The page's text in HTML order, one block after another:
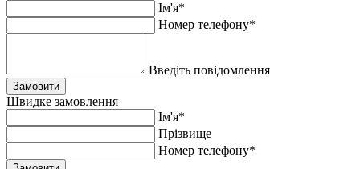
Ім'я*
Номер телефону*
Введіть повідомлення
Замовити
Швидке замовлення
Ім'я*
Прiзвище
Номер телефону*